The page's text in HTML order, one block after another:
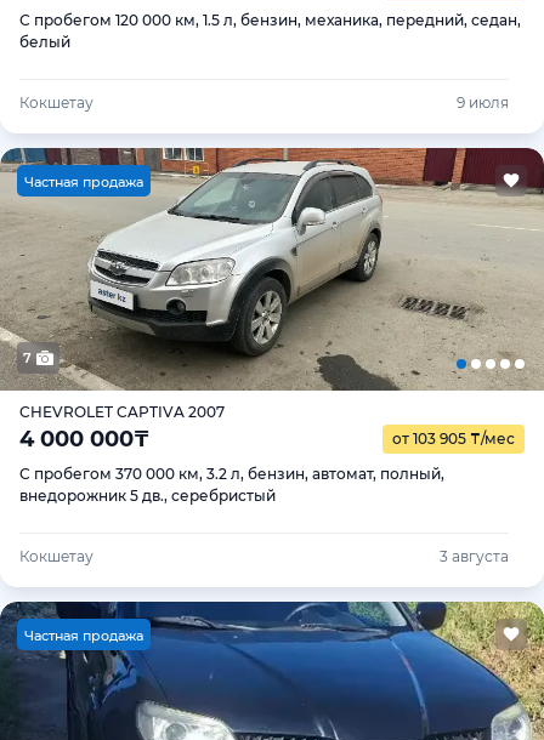
С пробегом 120 000 км, 1.5 л, бензин, механика, передний, седан,
белый
Кокшетау 9 июля
Частная продажа
7
CHEVROLET CAPTIVA 2007
4 000 000₸ от 103 905 ₸/мес
С пробегом 370 000 км, 3.2 л, бензин, автомат, полный,
внедорожник 5 дв., серебристый
Кокшетау 3 августа
Частная продажа